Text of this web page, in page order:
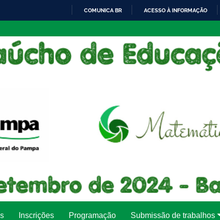
CONTEÚDO
COMUNICA BR ACESSO À INFORMAÇÃO
Inscrições Programação Submissão de trabalhos